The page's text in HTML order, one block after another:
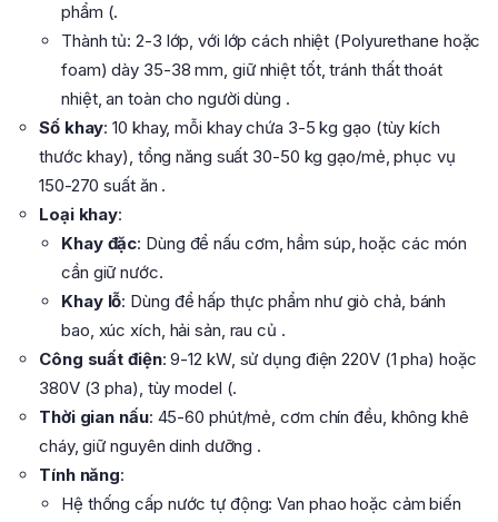
phẩm (.
Thành tủ: 2-3 lớp, với lớp cách nhiệt (Polyurethane hoặc
foam) dày 35-38 mm, giữ nhiệt tốt, tránh thất thoát
nhiệt, an toàn cho người dùng .
Số khay: 10 khay, mỗi khay chứa 3-5 kg gạo (tùy kích
thước khay), tổng năng suất 30-50 kg gạo/mẻ, phục vụ
150-270 suất ăn .
Loại khay:
Khay đặc: Dùng để nấu cơm, hầm súp, hoặc các món
cần giữ nước.
Khay lỗ: Dùng để hấp thực phẩm như giò chả, bánh
bao, xúc xích, hải sản, rau củ .
Công suất điện: 9-12 kW, sử dụng điện 220V (1 pha) hoặc
380V (3 pha), tùy model (.
Thời gian nấu: 45-60 phút/mẻ, cơm chín đều, không khê
cháy, giữ nguyên dinh dưỡng .
Tính năng:
Hệ thống cấp nước tự động: Van phao hoặc cảm biến